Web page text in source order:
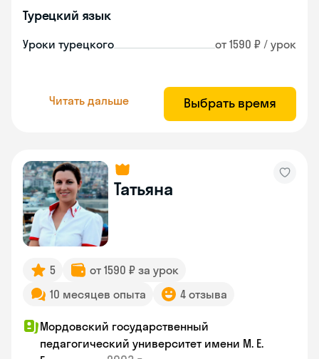
Турецкий язык
Уроки турецкого от 1590 ₽ / урок
Читать дальше Выбрать время
Татьяна
5
от 1590 ₽ за урок
10 месяцев опыта
4 отзыва
Мордовский государственный
педагогический университет имени М. Е.